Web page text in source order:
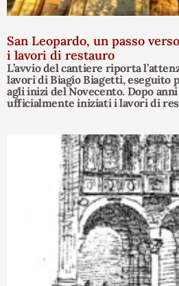
San Leopardo, un passo
i lavori di restauro
L’avvio del cantiere riporta
lavori di Biagio Biagetti, eseguito
agli inizi del Novecento. Dopo
ufficialmente iniziati i lavori di